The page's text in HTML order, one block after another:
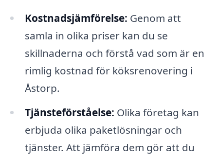
Kostnadsjämförelse: Genom att
samla in olika priser kan du se
skillnaderna och förstå vad som är en
rimlig kostnad för köksrenovering i
Åstorp.
Tjänsteförståelse: Olika företag kan
erbjuda olika paketlösningar och
tjänster. Att jämföra dem gör att du